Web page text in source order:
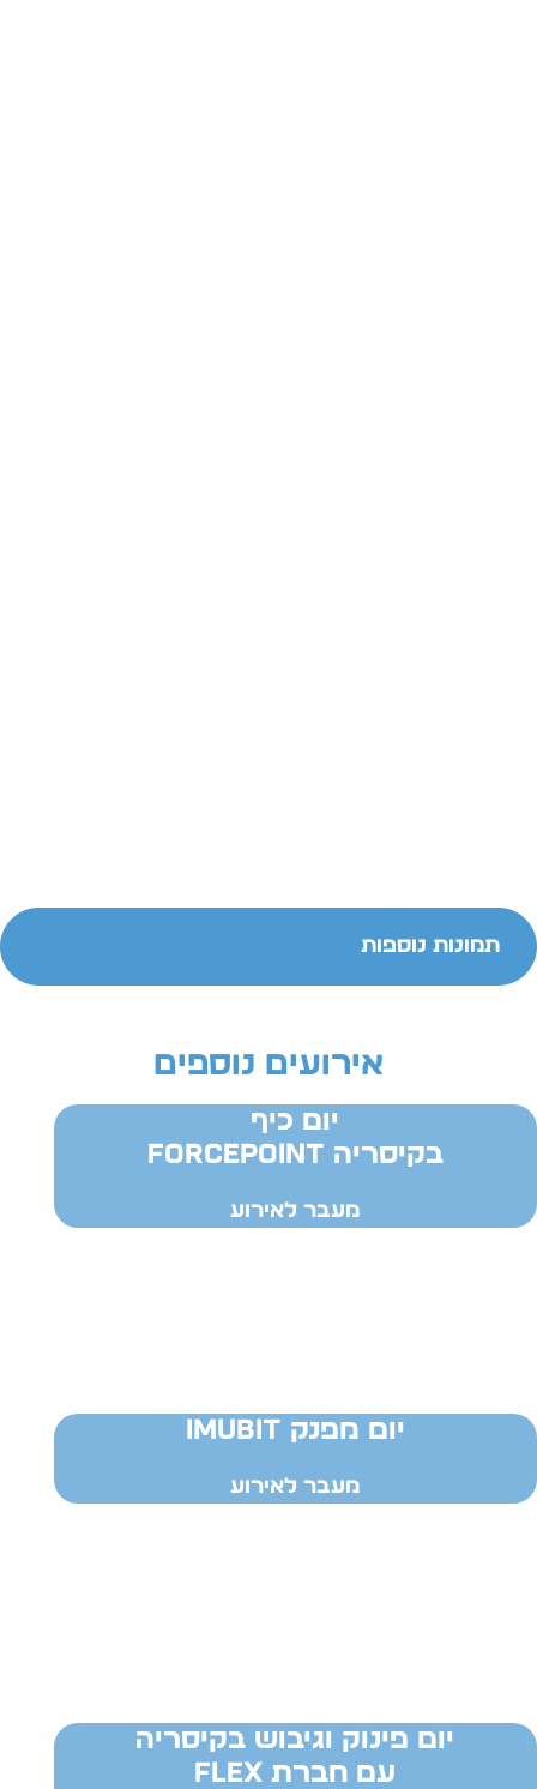
תמונות נוספות
אירועים נוספים
יום כיף
בקיסריה FORCEPOINT
מעבר לאירוע
יום מפנק IMUBIT
מעבר לאירוע
יום פינוק וגיבוש בקיסריה
עם חברת FLEX